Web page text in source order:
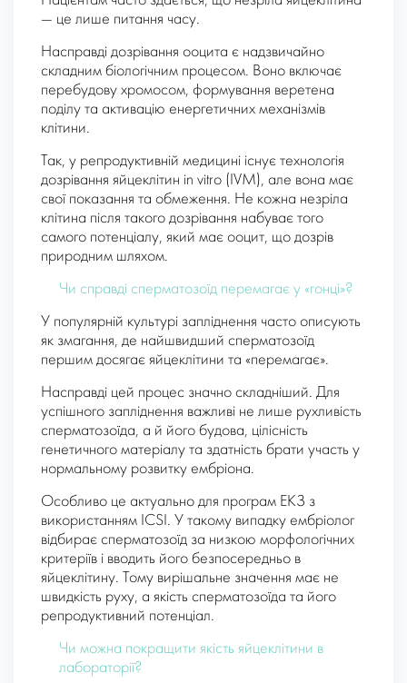
— це лише питання часу.
Насправді дозрівання ооцита є надзвичайно
складним біологічним процесом. Воно включає
перебудову хромосом, формування веретена
поділу та активацію енергетичних механізмів
клітини.
Так, у репродуктивній медицині існує технологія
дозрівання яйцеклітин in vitro (IVM), але вона має
свої показання та обмеження. Не кожна незріла
клітина після такого дозрівання набуває того
самого потенціалу, який має ооцит, що дозрів
природним шляхом.
Чи справді сперматозоїд перемагає у «гонці»?
У популярній культурі запліднення часто описують
як змагання, де найшвидший сперматозоїд
першим досягає яйцеклітини та «перемагає».
Насправді цей процес значно складніший. Для
успішного запліднення важливі не лише рухливість
сперматозоїда, а й його будова, цілісність
генетичного матеріалу та здатність брати участь у
нормальному розвитку ембріона.
Особливо це актуально для програм ЕКЗ з
використанням ICSI. У такому випадку ембріолог
відбирає сперматозоїд за низкою морфологічних
критеріїв і вводить його безпосередньо в
яйцеклітину. Тому вирішальне значення має не
швидкість руху, а якість сперматозоїда та його
репродуктивний потенціал.
Чи можна покращити якість яйцеклітини в
лабораторії?